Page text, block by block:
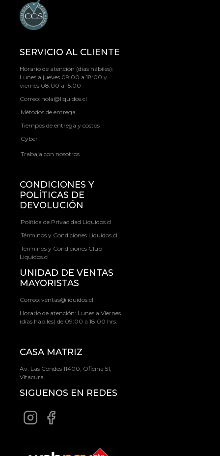
SERVICIO AL CLIENTE
Horario de atención (días hábiles):
Lunes a jueves 09:00 a 18:00 y
viernes 08:00 a 15:00
Correo: hola@liquidos.cl
Métodos de entrega
Tiempos de entrega y costos
Cyber
Trabaja con nosotros
CONDICIONES Y
POLÍTICAS DE
DEVOLUCIÓN
Política de Privacidad Liquidos.cl
Términos y Condiciones Liquidos.cl
Términos y Condiciones Club
Liquidos.cl
UNIDAD DE VENTAS
MAYORISTAS
Correo: ventas@liquidos.cl
Horario de atención: Lunes a Viernes
(días hábiles) de 09:00 a 18:00 hrs.
CASA MATRIZ
Av. Las Condes 11400, Oficina 51,
Vitacura
SIGUENOS EN REDES